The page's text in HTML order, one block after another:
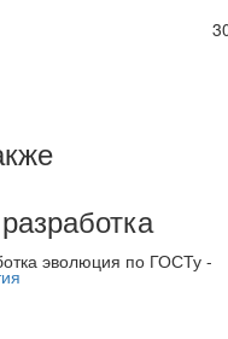
эволюция по ГОСТу -